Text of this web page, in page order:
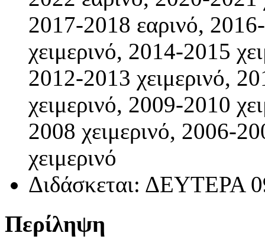
2017-2018 εαρινό,
χειμερινό, 2014-2015
2012-2013 χειμερινό,
χειμερινό, 2009-2010
2008 χειμερινό, 2006-
χειμερινό
Διδάσκεται: ΔΕΥΤΕΡΑ
Περίληψη